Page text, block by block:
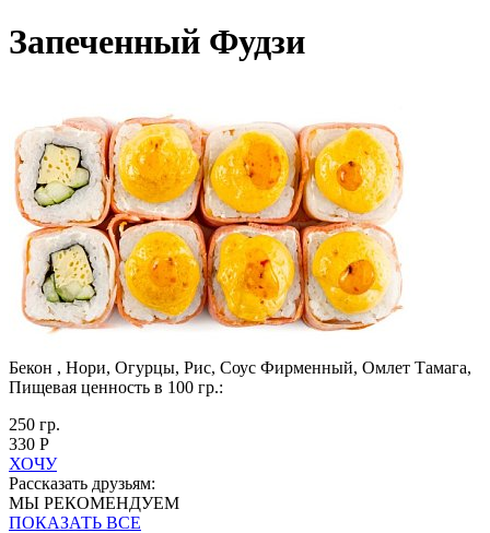
Запеченный Фудзи
Бекон , Нори, Огурцы, Рис, Соус Фирменный, Омлет Тамага,
Пищевая ценность в 100 гр.:
250 гр.
330 Р
ХОЧУ
Рассказать друзьям:
МЫ РЕКОМЕНДУЕМ
ПОКАЗАТЬ ВСЕ